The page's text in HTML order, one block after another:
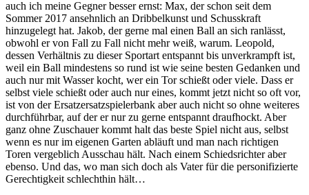
auch ich meine Gegner besser ernst: Max, der schon seit dem
Sommer 2017 ansehnlich an Dribbelkunst und Schusskraft
hinzugelegt hat. Jakob, der gerne mal einen Ball an sich ranlässt,
obwohl er von Fall zu Fall nicht mehr weiß, warum. Leopold,
dessen Verhältnis zu dieser Sportart entspannt bis unverkrampft ist,
weil ein Ball mindestens so rund ist wie seine besten Gedanken und
auch nur mit Wasser kocht, wer ein Tor schießt oder viele. Dass er
selbst viele schießt oder auch nur eines, kommt jetzt nicht so oft vor,
ist von der Ersatzersatzspielerbank aber auch nicht so ohne weiteres
durchführbar, auf der er nur zu gerne entspannt draufhockt. Aber
ganz ohne Zuschauer kommt halt das beste Spiel nicht aus, selbst
wenn es nur im eigenen Garten abläuft und man nach richtigen
Toren vergeblich Ausschau hält. Nach einem Schiedsrichter aber
ebenso. Und das, wo man sich doch als Vater für die personifizierte
Gerechtigkeit schlechthin hält…